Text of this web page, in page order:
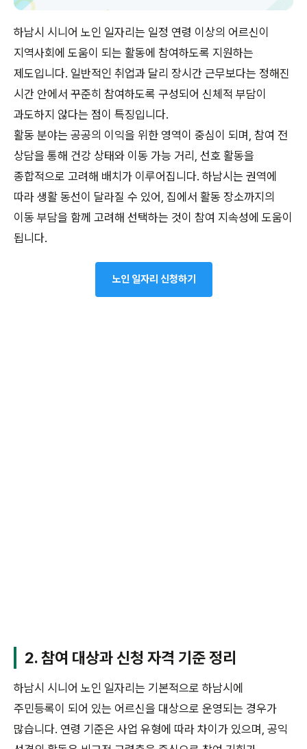
하남시 시니어 노인 일자리는 일정 연령 이상의 어르신이
지역사회에 도움이 되는 활동에 참여하도록 지원하는
제도입니다. 일반적인 취업과 달리 장시간 근무보다는 정해진
시간 안에서 꾸준히 참여하도록 구성되어 신체적 부담이
과도하지 않다는 점이 특징입니다.
활동 분야는 공공의 이익을 위한 영역이 중심이 되며, 참여 전
상담을 통해 건강 상태와 이동 가능 거리, 선호 활동을
종합적으로 고려해 배치가 이루어집니다. 하남시는 권역에
따라 생활 동선이 달라질 수 있어, 집에서 활동 장소까지의
이동 부담을 함께 고려해 선택하는 것이 참여 지속성에 도움이
됩니다.
노인 일자리 신청하기
2. 참여 대상과 신청 자격 기준 정리
하남시 시니어 노인 일자리는 기본적으로 하남시에
주민등록이 되어 있는 어르신을 대상으로 운영되는 경우가
많습니다. 연령 기준은 사업 유형에 따라 차이가 있으며, 공익